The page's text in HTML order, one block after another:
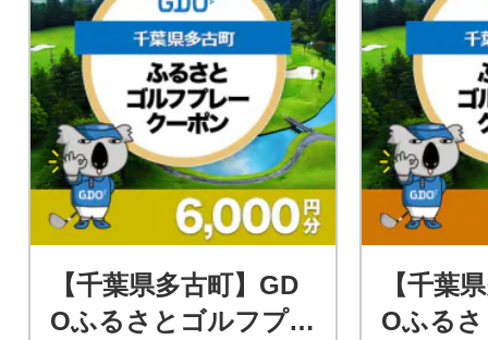
【千葉県多古町】GD
Oふるさとゴルフプレ
【千葉
Oふる